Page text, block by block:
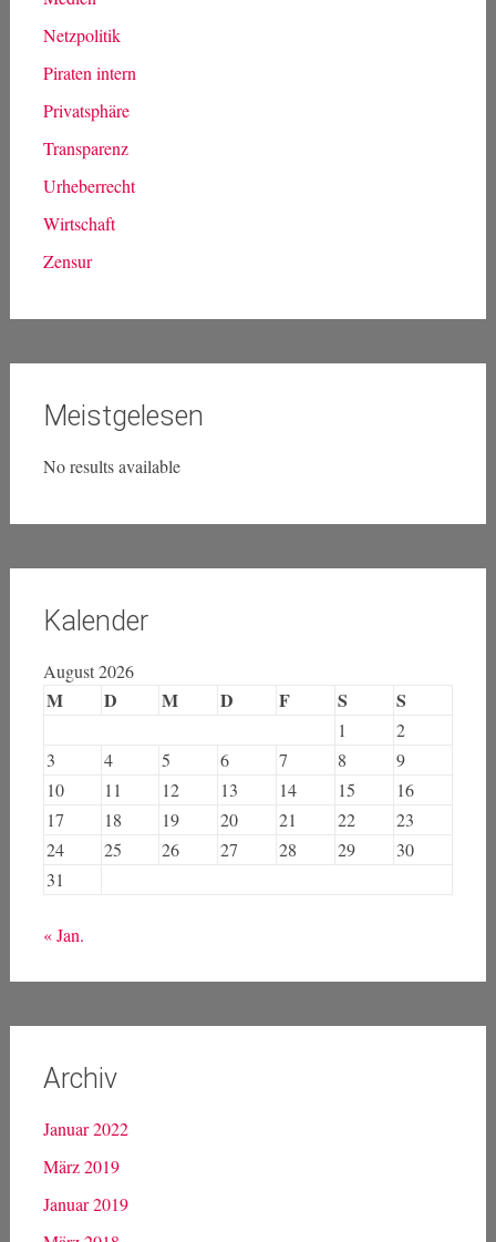
Netzpolitik
Piraten intern
Privatsphäre
Transparenz
Urheberrecht
Wirtschaft
Zensur
Meistgelesen
No results available
Kalender
August 2026
M D M D F S S
1
2
3
4 5 6 7 8
9
10
11 12 13 14 15
16
17
18 19 20 21 22
23
24
25 26 27 28 29
30
31
« Jan.
Archiv
Januar 2022
März 2019
Januar 2019